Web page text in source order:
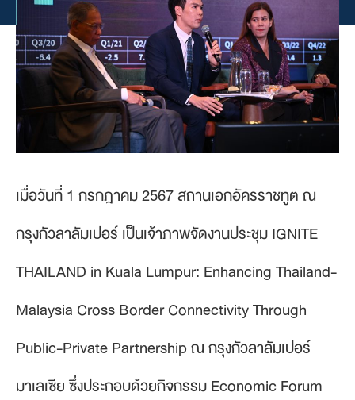
เมื่อวันที่ 1 กรกฎาคม 2567 สถานเอกอัครราชทูต ณ
กรุงกัวลาลัมเปอร์ เป็นเจ้าภาพจัดงานประชุม IGNITE
THAILAND in Kuala Lumpur: Enhancing Thailand-
Malaysia Cross Border Connectivity Through
Public-Private Partnership ณ กรุงกัวลาลัมเปอร์
มาเลเซีย ซึ่งประกอบด้วยกิจกรรม Economic Forum